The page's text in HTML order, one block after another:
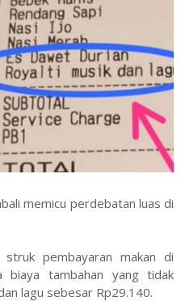
memicu perdebatan luas di
pembayaran makan di
biaya tambahan yang tidak
lagu sebesar Rp29.140.